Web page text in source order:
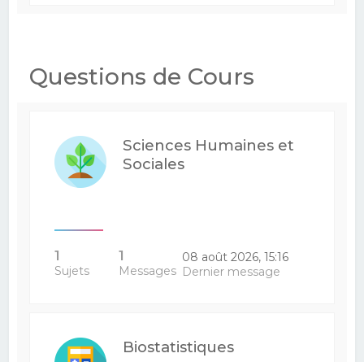
Questions de Cours
Sciences Humaines et
Sociales
1
Sujets
1
Messages
08 août 2026, 15:16
Dernier message
Biostatistiques